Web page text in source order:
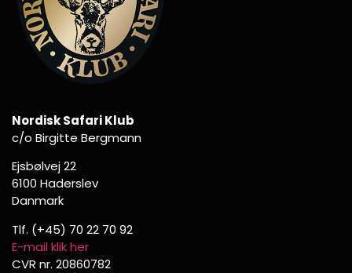
Nordisk Safari Klub
c/o Birgitte Bergmann
Ejsbølvej 22
6100 Haderslev
Danmark
Tlf. (+45) 70 22 70 92
E-mail klik her
CVR nr. 20860782